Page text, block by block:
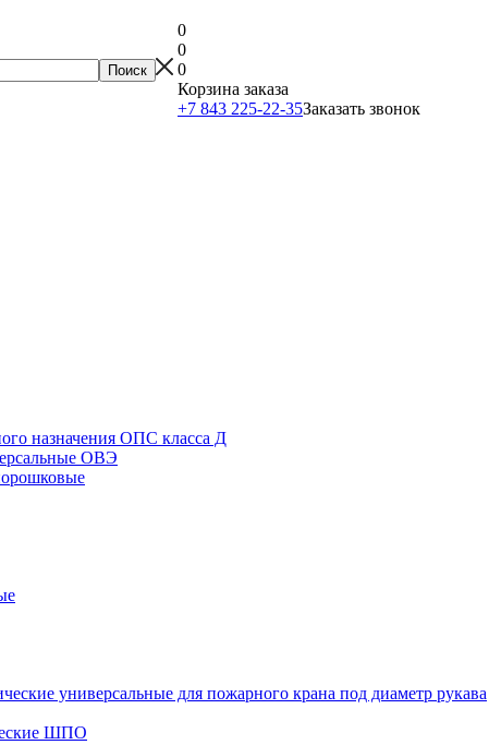
0
0
0
Корзина заказа
+7 843 225-22-35Заказать звонок
назначения ОПС класса Д
ОВЭ
универсальные для пожарного крана под диаметр рукава
ШПО